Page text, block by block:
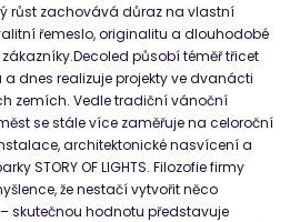
růst zachovává důraz na vlastní
řemeslo, originalitu a dlouhodobé
působí téměř třicet
a dnes realizuje projekty ve dvanácti
zemích. Vedle tradiční vánoční
se stále více zaměřuje na celoroční
architektonické nasvícení a
STORY OF LIGHTS. Filozofie firmy
že nestačí vytvořit něco
skutečnou hodnotu představuje